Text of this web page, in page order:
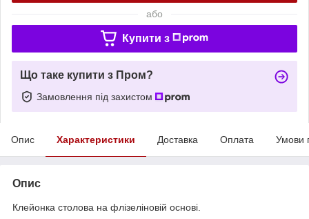
або
Купити з
Що таке купити з Пром?
Замовлення під захистом
Опис Характеристики Доставка Оплата Умови
Опис
Клейонка столова на флізеліновій основі.